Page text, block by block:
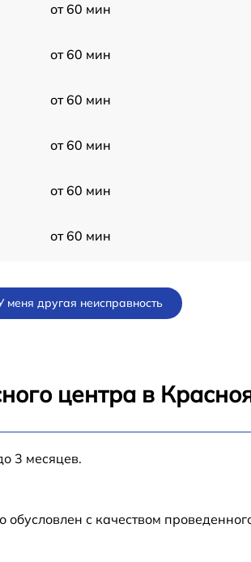
от 60 мин
от 60 мин
от 60 мин
от 60 мин
от 60 мин
от 60 мин
от 60 мин
меня другая неисправность
центра в
3 месяцев.
с качеством